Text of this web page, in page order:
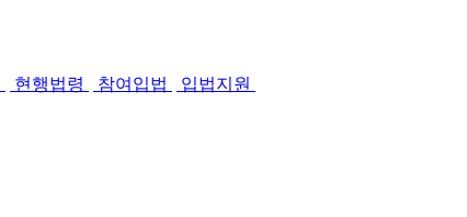
현행법령 참여입법
입법지원